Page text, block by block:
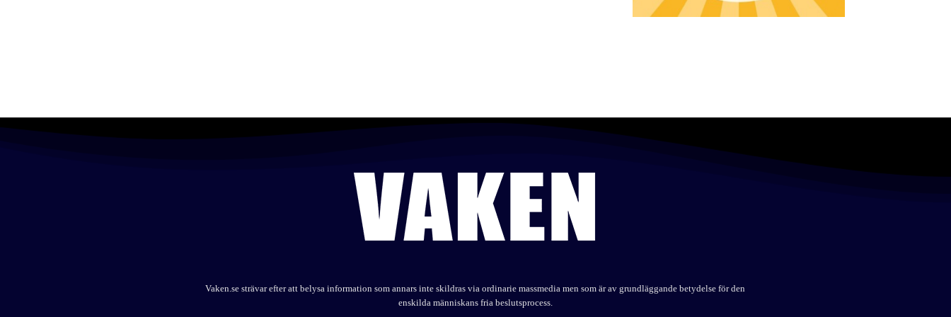
Vaken.se strävar efter att belysa information som annars inte skildras via ordinarie massmedia men som är av grundläggande betydelse för den
enskilda människans fria beslutsprocess.